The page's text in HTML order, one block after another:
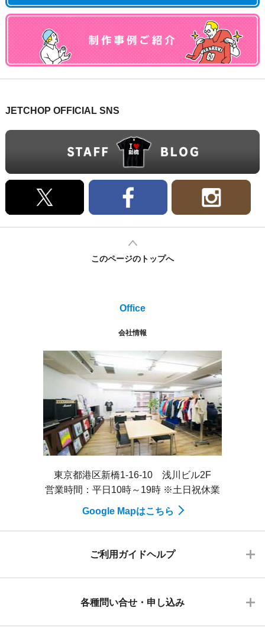
JETCHOP OFFICIAL SNS
このページのトップへ
Office
会社情報
東京都港区新橋1-16-10 浅川ビル2F
営業時間：平日10時～19時 ※土日祝休業
Google Mapはこちら
ご利用ガイドヘルプ
各種問い合せ・申し込み